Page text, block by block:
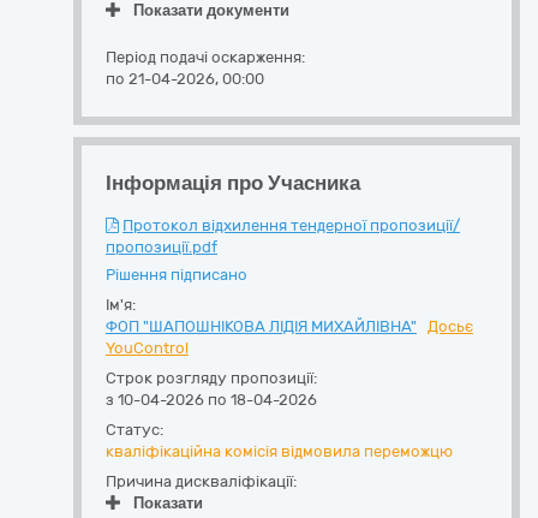
Показати документи
Період подачі оскарження:
по 21-04-2026, 00:00
Інформація про Учасника
Протокол відхилення тендерної пропозиції/
пропозиції.pdf
Рішення підписано
Ім'я:
ФОП "ШАПОШНІКОВА ЛІДІЯ МИХАЙЛІВНА"
Досьє
YouControl
Строк розгляду пропозиції:
з 10-04-2026 по 18-04-2026
Статус:
кваліфікаційна комісія відмовила переможцю
Причина дискваліфікації:
Показати